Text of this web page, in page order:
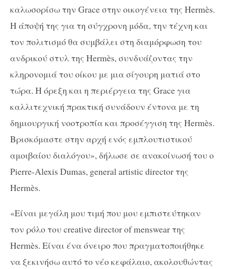
καλωσορίσω την Grace στην οικογένεια της Hermès.
Η άποψή της για τη σύγχρονη μόδα, την τέχνη και
τον πολιτισμό θα συμβάλει στη διαμόρφωση του
ανδρικού στυλ της Hermès, συνδυάζοντας την
κληρονομιά του οίκου με μια σίγουρη ματιά στο
τώρα. Η όρεξη και η περιέργεια της Grace για
καλλιτεχνική πρακτική συνάδουν έντονα με τη
δημιουργική νοοτροπία και προσέγγιση της Hermès.
Βρισκόμαστε στην αρχή ενός εμπλουτιστικού
αμοιβαίου διαλόγου», δήλωσε σε ανακοίνωσή του ο
Pierre-Alexis Dumas, general artistic director της
Hermès.
«Είναι μεγάλη μου τιμή που μου εμπιστεύτηκαν
τον ρόλο του creative director of menswear της
Hermès. Είναι ένα όνειρο που πραγματοποιήθηκε
να ξεκινήσω αυτό το νέο κεφάλαιο, ακολουθώντας